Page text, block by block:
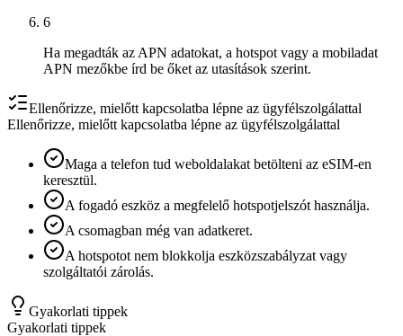
6
Ha megadták az APN adatokat, a hotspot vagy a mobiladat
APN mezőkbe írd be őket az utasítások szerint.
Ellenőrizze, mielőtt kapcsolatba lépne az ügyfélszolgálattal
Ellenőrizze, mielőtt kapcsolatba lépne az ügyfélszolgálattal
Maga a telefon tud weboldalakat betölteni az eSIM-en
keresztül.
A fogadó eszköz a megfelelő hotspotjelszót használja.
A csomagban még van adatkeret.
A hotspotot nem blokkolja eszközszabályzat vagy
szolgáltatói zárolás.
Gyakorlati tippek
Gyakorlati tippek